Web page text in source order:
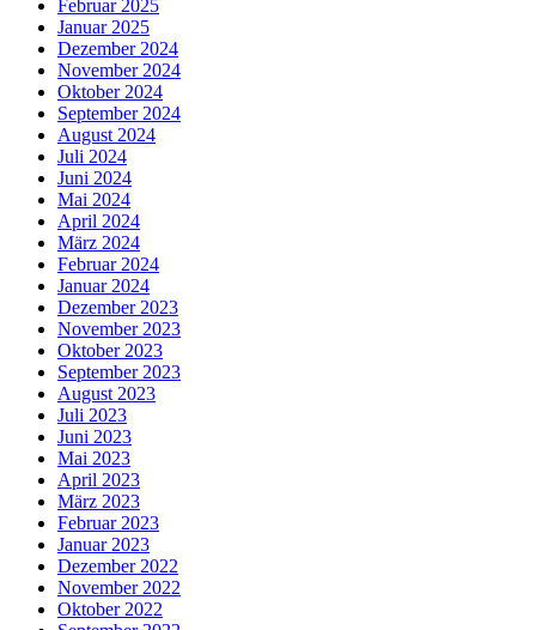
Februar 2025
Januar 2025
Dezember 2024
November 2024
Oktober 2024
September 2024
August 2024
Juli 2024
Juni 2024
Mai 2024
April 2024
März 2024
Februar 2024
Januar 2024
Dezember 2023
November 2023
Oktober 2023
September 2023
August 2023
Juli 2023
Juni 2023
Mai 2023
April 2023
März 2023
Februar 2023
Januar 2023
Dezember 2022
November 2022
Oktober 2022